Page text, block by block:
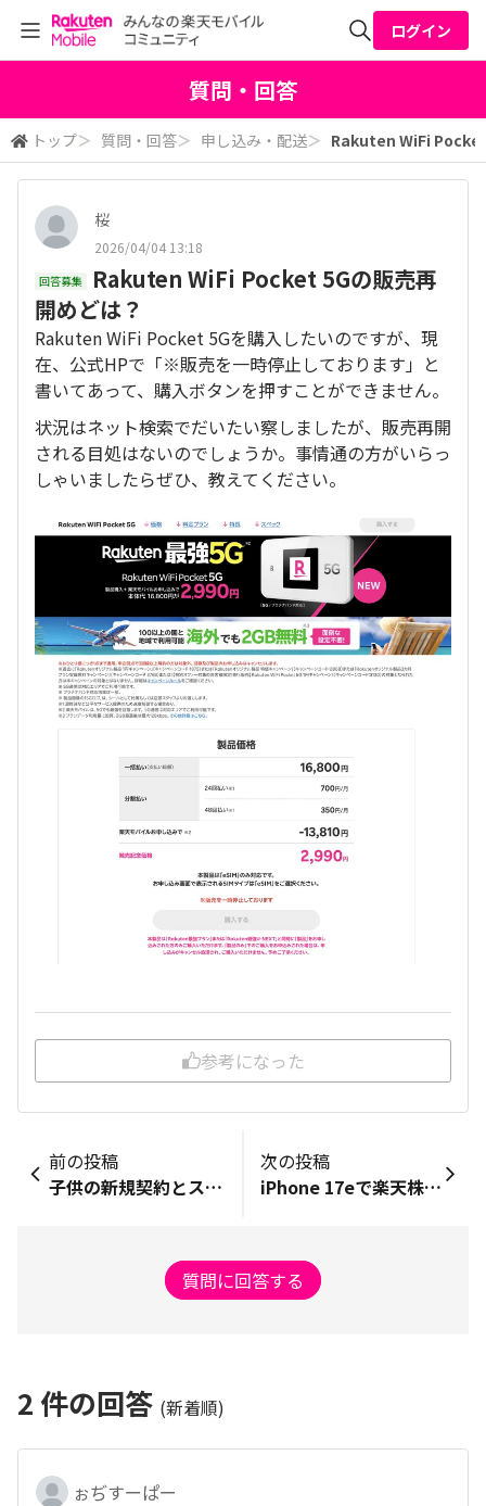
検索
ログイン
質問・回答
トップ＞ 質問・回答＞ 申し込み・配送＞ Rakuten WiFi
桜
2026/04/04 13:18
回答募集
Rakuten WiFi Pocket 5Gの販売再
開めどは？
Rakuten WiFi Pocket 5Gを購入したいのですが、現
在、公式HPで「※販売を一時停止しております」と
書いてあって、購入ボタンを押すことができません。
状況はネット検索でだいたい察しましたが、販売再開
される目処はないのでしょうか。事情通の方がいらっ
しゃいましたらぜひ、教えてください。
参考になった
前の投稿
子供の新規契約とスマホ購入の最もお得な方法
次の投稿
iPhone 17eで楽天株主優待eSIMが「オン」でも圏外（電波が立たない）の解消法について
質問に回答する
2 件の回答 (新着順)
ぉぢすーぱー